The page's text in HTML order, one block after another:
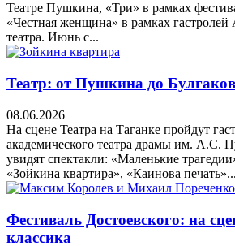
Театре Пушкина, «Три» в рамках
«Честная женщина» в рамках гастролей
театра. Июнь с...
Театр: от Пушкина до
08.06.2026
На сцене Театра на Таганке пройдут
академического театра драмы им. А.С.
увидят спектакли: «Маленькие
«Зойкина квартира», «Каинова печать»...
Фестиваль Достоевского: на
классика